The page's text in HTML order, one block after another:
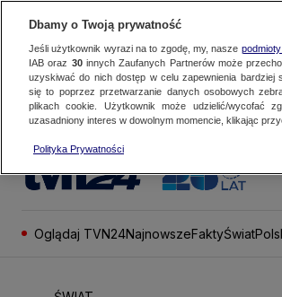
Oglądaj TVN24NajnowszeFaktyŚwiat
Dbamy o Twoją prywatność
Jeśli użytkownik wyrazi na to zgodę, my, nasze
IAB oraz 30innych Zaufanych Partnerów może
uzyskiwać do nich dostęp w celu zapewnienia bardziej
się to poprzez przetwarzanie danych osobowych
plikach cookie. Użytkownik może udzielić/wycofać
uzasadniony interes w dowolnym momencie, klikając
Polityka Prywatności